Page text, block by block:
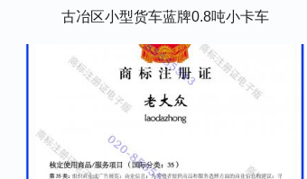
古冶区小型货车蓝牌0.8吨小卡车